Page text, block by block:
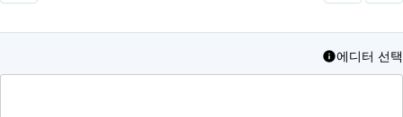
에디터 선택